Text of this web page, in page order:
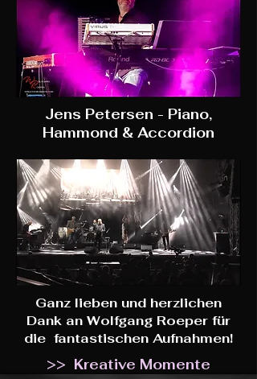
Jens Petersen - Piano,
Hammond & Accordion
Ganz lieben und herzlichen
Dank an Wolfgang Roeper für
die fantastischen Aufnahmen!
>> Kreative Momente